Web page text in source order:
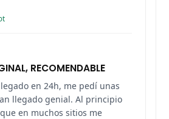
RECOMENDABLE
en 24h, me pedí unas
llegado genial. Al principio
en muchos sitios me